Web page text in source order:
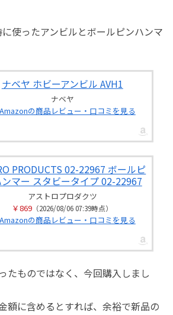
使ったアンビルとボールピンハンマ
ナベヤ ホビーアンビル AVH1
ナベヤ
Amazonの商品レビュー・口コミを見る
PRODUCTS 02-22967 ボールピ
ンマー スタビータイプ 02-22967
アストロプロダクツ
￥869 （2026/08/06 07:39時点）
Amazonの商品レビュー・口コミを見る
たものではなく、今回購入しまし
額に含めるとすれば、余裕で新品の